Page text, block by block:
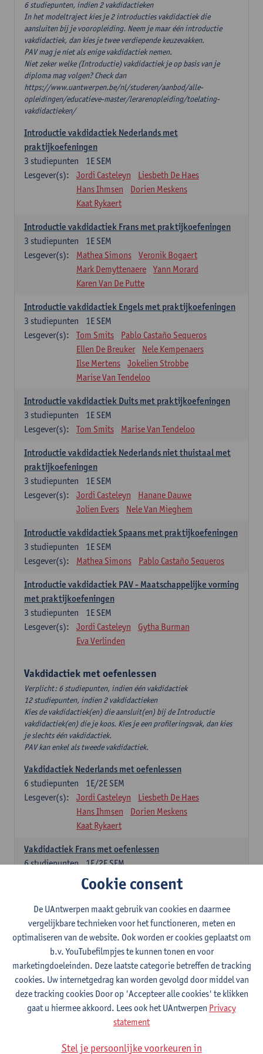
6 studiepunten, indien 2 vakdidactieken
In het modeltraject kies je 2 introducties vakdidactiek die
aansluiten bij je vooropleiding. Neem je maar één introductie
vakdidactiek, dan kies je twee verdiepende keuzevakken.
PAV mag je niet als enige vakdidactiek nemen.
Niet zeker welke (Introductie) vakdidactiek je op basis van je
diploma mag volgen? Check dan
https://www.uantwerpen.be/nl/studeren/aanbod/alle-
opleidingen/educatieve-master/lerarenopleiding/toelating-
vakdidactieken/
Introductie vakdidactiek Nederlands met
praktijkoefeningen
1E SEM
3 studiepunten
Lesgever(s):
Jordi Casteleyn
Liesbeth De Haes
Hans Ihmsen
Dorien Meskens
Kaat Rykaert
Introductie vakdidactiek Frans met praktijkoefeningen
1E SEM
3 studiepunten
Lesgever(s):
Mathea Simons
Veronik Bogaert
Mark Demyttenaere
Yann Morard
Karen Van De Putte
Introductie vakdidactiek Engels met praktijkoefeningen
1E SEM
3 studiepunten
Lesgever(s):
Tom Smits
Pablo Castaño Sequeros
Ellen De Breuker
Nele Kempenaers
Ilse Mertens
Jokelien Strobbe
Marise Van Tendeloo
Introductie vakdidactiek Duits met praktijkoefeningen
1E SEM
3 studiepunten
Lesgever(s):
Tom Smits Marise Van Tendeloo
Introductie vakdidactiek Nederlands niet thuistaal met
praktijkoefeningen
1E SEM
3 studiepunten
Lesgever(s):
Jordi Casteleyn
Hanane Dauwe
Jolien Evers
Nele Van Mieghem
Introductie vakdidactiek Spaans met praktijkoefeningen
1E SEM
3 studiepunten
Lesgever(s):
Mathea Simons Pablo Castaño Sequeros
Introductie vakdidactiek PAV - Maatschappelijke vorming
met praktijkoefeningen
1E SEM
3 studiepunten
Lesgever(s):
Jordi Casteleyn
Gytha Burman
Eva Verlinden
Vakdidactiek met oefenlessen
Verplicht: 6 studiepunten, indien één vakdidactiek
12 studiepunten, indien 2 vakdidactieken
Kies de vakdidactiek(en) die aansluit(en) bij de Introductie
vakdidactiek(en) die je koos. Kies je een profileringsvak, dan kies
je slechts één vakdidactiek.
PAV kan enkel als tweede vakdidactiek.
Vakdidactiek Nederlands met oefenlessen
1E/2E SEM
6 studiepunten
Lesgever(s):
Jordi Casteleyn
Liesbeth De Haes
Hans Ihmsen
Dorien Meskens
Kaat Rykaert
Vakdidactiek Frans met oefenlessen
1E/2E SEM
6studiepunten
Mathea Simons
Veronik Bogaert
Mark Demyttenaere
Yann Morard
Karen Van De Putte
Vakdidactiek Engels met oefenlessen
1E/2E SEM
6studiepunten
Lesgever(s):
Tom Smits
Ellen De Breuker
Nele Kempenaers
Joke Prinsen
Vakdidactiek Duits met oefenlessen
1E/2E SEM
6studiepunten
Tom Smits Marise Van Tendeloo
Vakdidactiek Nederlands niet-thuistaal met oefenlessen
Cookie consent
De UAntwerpen maakt gebruik van cookies en daarmee
vergelijkbare technieken voor het functioneren, meten en
optimaliseren van de website. Ook worden er cookies geplaatst om
b.v. YouTubefilmpjes te kunnen tonen en voor
marketingdoeleinden. Deze laatste categorie betreffen de tracking
cookies. Uw internetgedrag kan worden gevolgd door middel van
deze tracking cookies Door op 'Accepteer alle cookies' te klikken
gaat u hiermee akkoord. Lees ook het UAntwerpen Privacy
statement
Stel je persoonlijke voorkeuren in